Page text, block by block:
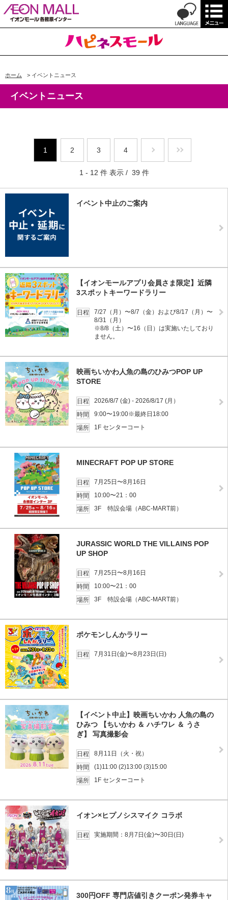
ホーム > イベントニュース
イベントニュース
1 2 3 4
1 - 12 件 表示 / 39 件
イベント中止のご案内
【イオンモールアプリ会員さま限定】近隣
3スポットキーワードラリー
日程
7/27（月）〜8/7（金）および8/17（月）〜
8/31（月）
※8/8（土）〜16（日）は実施いたしており
ません。
映画ちいかわ人魚の島のひみつPOP UP
STORE
日程
2026/8/7 (金) - 2026/8/17 (月）
時間
9:00〜19:00※最終日18:00
場所
1F センターコート
MINECRAFT POP UP STORE
日程
7月25日〜8月16日
時間
10:00〜21：00
場所
3F 特設会場（ABC-MART前）
JURASSIC WORLD THE VILLAINS POP
UP SHOP
日程
7月25日〜8月16日
時間
10:00〜21：00
場所
3F 特設会場（ABC-MART前）
ポケモンしんかラリー
日程 7月31日(金)〜8月23日(日)
【イベント中止】映画ちいかわ 人魚の島の
ひみつ 【ちいかわ ＆ ハチワレ ＆ うさ
ぎ】 写真撮影会
日程
8月11日（火・祝）
時間
(1)11:00 (2)13:00 (3)15:00
場所
1F センターコート
イオン×ヒプノシスマイク コラボ
日程 実施期間：8月7日(金)〜30日(日)
300円OFF 専門店値引きクーポン発券キャ